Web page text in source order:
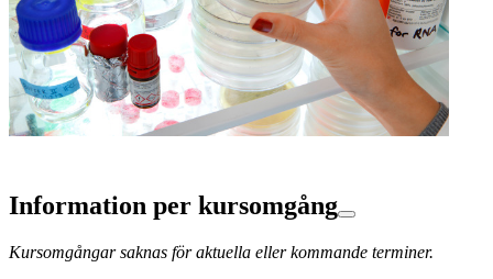
Information per kursomgång
Kursomgångar saknas för aktuella eller kommande terminer.